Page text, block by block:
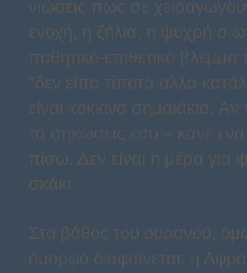
νιώσεις πως σε
ενοχή, η ζήλια, η ψυχρή
παθητικό-επιθετικό βλέμμα
"δεν είπα τίποτα αλλά
είναι κόκκινα σημαιάκια. Αν
τα σηκώσεις εσύ – κάνε
πίσω. Δεν είναι η μέρα για
σκάκι.
Στο βάθος του ουρανού,
όμορφο διαφαίνεται: η